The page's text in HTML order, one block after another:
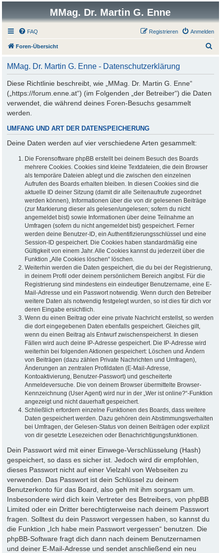
MMag. Dr. Martin G. Enne
FAQ Anmelden
Registrieren
Foren-Übersicht
MMag. Dr. Martin G. Enne - Datenschutzerklärung
Diese Richtlinie beschreibt, wie „MMag. Dr. Martin G. Enne“
(„https://forum.enne.at“) (im Folgenden „der Betreiber“) die Daten
verwendet, die während deines Foren-Besuchs gesammelt
werden.
UMFANG UND ART DER DATENSPEICHERUNG
Deine Daten werden auf vier verschiedene Arten gesammelt:
Die Forensoftware phpBB erstellt bei deinem Besuch des Boards
mehrere Cookies. Cookies sind kleine Textdateien, die dein Browser
als temporäre Dateien ablegt und die zwischen den einzelnen
Aufrufen des Boards erhalten bleiben. In diesen Cookies sind die
aktuelle ID deiner Sitzung (damit dir alle Seitenaufrufe zugeordnet
werden können), Informationen über die von dir gelesenen Beiträge
(zur Markierung dieser als gelesen/ungelesen; sofern du nicht
angemeldet bist) sowie Informationen über deine Teilnahme an
Umfragen (sofern du nicht angemeldet bist) gespeichert. Ferner
werden deine Benutzer-ID, ein Authentifizierungsschlüssel und eine
Session-ID gespeichert. Die Cookies haben standardmäßig eine
Gültigkeit von einem Jahr. Alle Cookies kannst du jederzeit über die
Funktion „Alle Cookies löschen“ löschen.
Weiterhin werden die Daten gespeichert, die du bei der Registrierung,
in deinem Profil oder deinem persönlichem Bereich angibst. Für die
Registrierung sind mindestens ein eindeutiger Benutzername, eine E-
Mail-Adresse und ein Passwort notwendig. Wenn durch den Betreiber
weitere Daten als notwendig festgelegt wurden, so ist dies für dich vor
deren Eingabe ersichtlich.
Wenn du einen Beitrag oder eine private Nachricht erstellst, so werden
die dort eingegebenen Daten ebenfalls gespeichert. Gleiches gilt,
wenn du einen Beitrag als Entwurf zwischenspeicherst. In diesen
Fällen wird auch deine IP-Adresse gespeichert. Die IP-Adresse wird
weiterhin bei folgenden Aktionen gespeichert: Löschen und Ändern
von Beiträgen (dazu zählen Private Nachrichten und Umfragen),
Änderungen an zentralen Profildaten (E-Mail-Adresse,
Kontoaktivierung, Benutzer-Passwort) und gescheiterte
Anmeldeversuche. Die von deinem Browser übermittelte Browser-
Kennzeichnung (User Agent) wird nur in der „Wer ist online?“-Funktion
angezeigt und nicht dauerhaft gespeichert.
Schließlich erfordern einzelne Funktionen des Boards, dass weitere
Daten gespeichert werden. Dazu gehören dein Abstimmungsverhalten
bei Umfragen, der Gelesen-Status von deinen Beiträgen oder explizit
von dir gesetzte Lesezeichen oder Benachrichtigungsfunktionen.
Dein Passwort wird mit einer Einwege-Verschlüsselung (Hash)
gespeichert, so dass es sicher ist. Jedoch wird dir empfohlen,
dieses Passwort nicht auf einer Vielzahl von Webseiten zu
verwenden. Das Passwort ist dein Schlüssel zu deinem
Benutzerkonto für das Board, also geh mit ihm sorgsam um.
Insbesondere wird dich kein Vertreter des Betreibers, von phpBB
Limited oder ein Dritter berechtigterweise nach deinem Passwort
fragen. Solltest du dein Passwort vergessen haben, so kannst du
die Funktion „Ich habe mein Passwort vergessen“ benutzen. Die
phpBB-Software fragt dich dann nach deinem Benutzernamen
und deiner E-Mail-Adresse und sendet anschließend ein neu